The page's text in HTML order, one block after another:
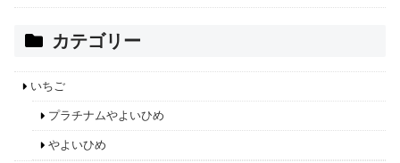
カテゴリー
いちご
プラチナムやよいひめ
やよいひめ